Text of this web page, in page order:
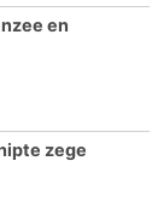
en
zege